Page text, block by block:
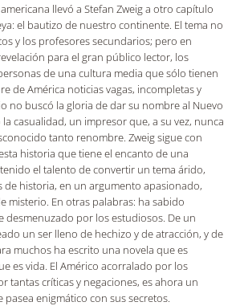
llevó a Stefan Zweig a otro capítulo
el bautizo de nuestro continente. El tema no
y los profesores secundarios; pero en
para el gran público lector, los
de una cultura media que sólo tienen
de América noticias vagas, incompletas y
no buscó la gloria de dar su nombre al Nuevo
casualidad, un impresor que, a su vez, nunca
tanto renombre. Zweig sigue con
historia que tiene el encanto de una
el talento de convertir un tema árido,
de historia, en un argumento apasionado,
misterio. En otras palabras: ha sabido
desmenuzado por los estudiosos. De un
un ser lleno de hechizo y de atracción, y de
muchos ha escrito una novela que es
es vida. El Américo acorralado por los
tantas críticas y negaciones, es ahora un
enigmático con sus secretos.